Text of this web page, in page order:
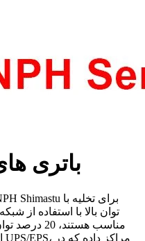
باتری
توان بالا با استفاده از
مناسب